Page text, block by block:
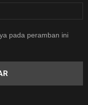
pada peramban ini